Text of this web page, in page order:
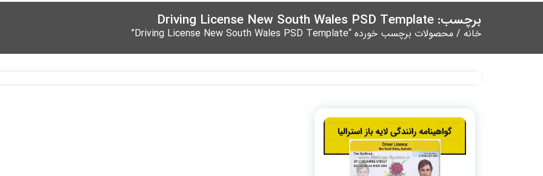
برچسب: Driving License New South Wales PSD Template
خانه / محصولات برچسب خورده “Driving License New South Wales PSD Template”